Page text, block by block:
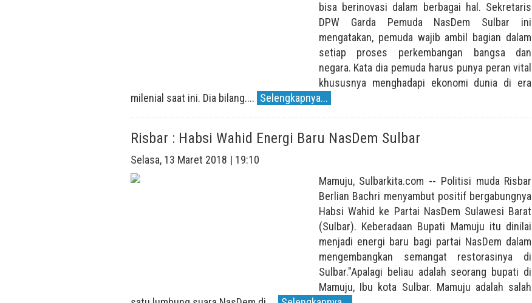
bisa berinovasi dalam berbagai hal. Sekretaris
DPW Garda Pemuda NasDem Sulbar ini
mengatakan, pemuda wajib ambil bagian dalam
setiap proses perkembangan bangsa dan
negara. Kata dia pemuda harus punya peran vital
khususnya menghadapi ekonomi dunia di era
milenial saat ini. Dia bilang.... Selengkapnya...
Risbar : Habsi Wahid Energi Baru NasDem Sulbar
Selasa, 13 Maret 2018 | 19:10
Mamuju, Sulbarkita.com -- Politisi muda Risbar
Berlian Bachri menyambut positif bergabungnya
Habsi Wahid ke Partai NasDem Sulawesi Barat
(Sulbar). Keberadaan Bupati Mamuju itu dinilai
menjadi energi baru bagi partai NasDem dalam
mengembangkan semangat restorasinya di
Sulbar."Apalagi beliau adalah seorang bupati di
Mamuju, Ibu kota Sulbar. Mamuju adalah salah